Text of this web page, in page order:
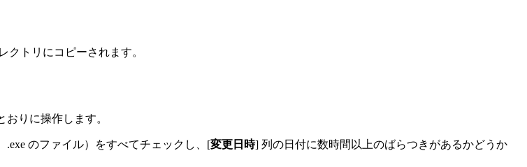
クトリにコピーされます。
りに操作します。
のファイル）をすべてチェックし、[変更日時] 列の日付に数時間以上のばらつきがあるかどうか